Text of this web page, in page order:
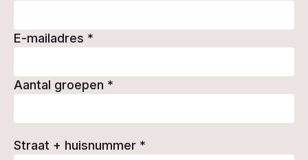
E-mailadres *
Aantal groepen *
Straat + huisnummer *